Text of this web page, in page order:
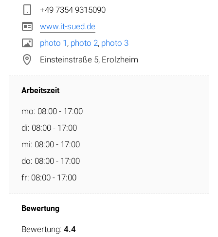
+49 7354 9315090
www.it-sued.de
photo 1 , photo 2, photo 3
Einsteinstraße 5, Erolzheim
mo: 08:00 - 17:00
di: 08:00 - 17:00
mi: 08:00 - 17:00
do: 08:00 - 17:00
fr: 08:00 - 17:00
Bewertung: 4.4